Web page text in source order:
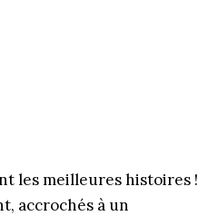
les meilleures histoires !
accrochés à un